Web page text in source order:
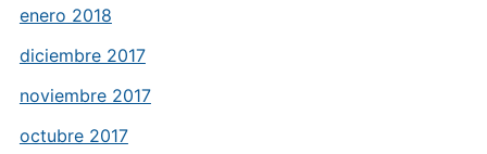
enero 2018
diciembre 2017
noviembre 2017
octubre 2017